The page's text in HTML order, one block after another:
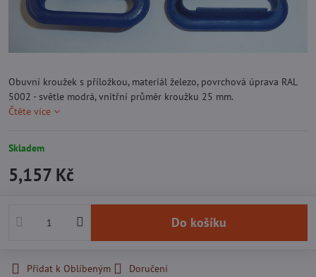
Obuvní kroužek s příložkou, materiál železo, povrchová úprava RAL
5002 - světle modrá, vnitřní průměr kroužku 25 mm.
Čtěte více
Skladem
5,157 Kč
Do košíku
Přidat k Oblíbeným Doručení